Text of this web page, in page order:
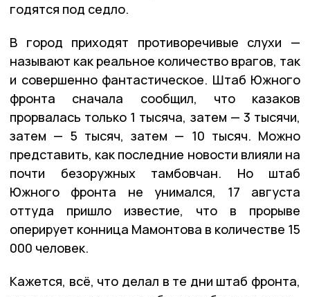
годятся под седло.
В город приходят противоречивые слухи —
называют как реальное количество врагов, так
и совершенно фантастическое. Штаб Южного
фронта сначала сообщил, что казаков
прорвалась только 1 тысяча, затем — 3 тысячи,
затем — 5 тысяч, затем — 10 тысяч. Можно
представить, как последние новости влияли на
почти безоружных тамбовчан. Но штаб
Южного фронта не унимался, 17 августа
оттуда пришло известие, что в прорыве
оперирует конница Мамонтова в количестве 15
000 человек.
Кажется, всё, что делал в те дни штаб фронта,